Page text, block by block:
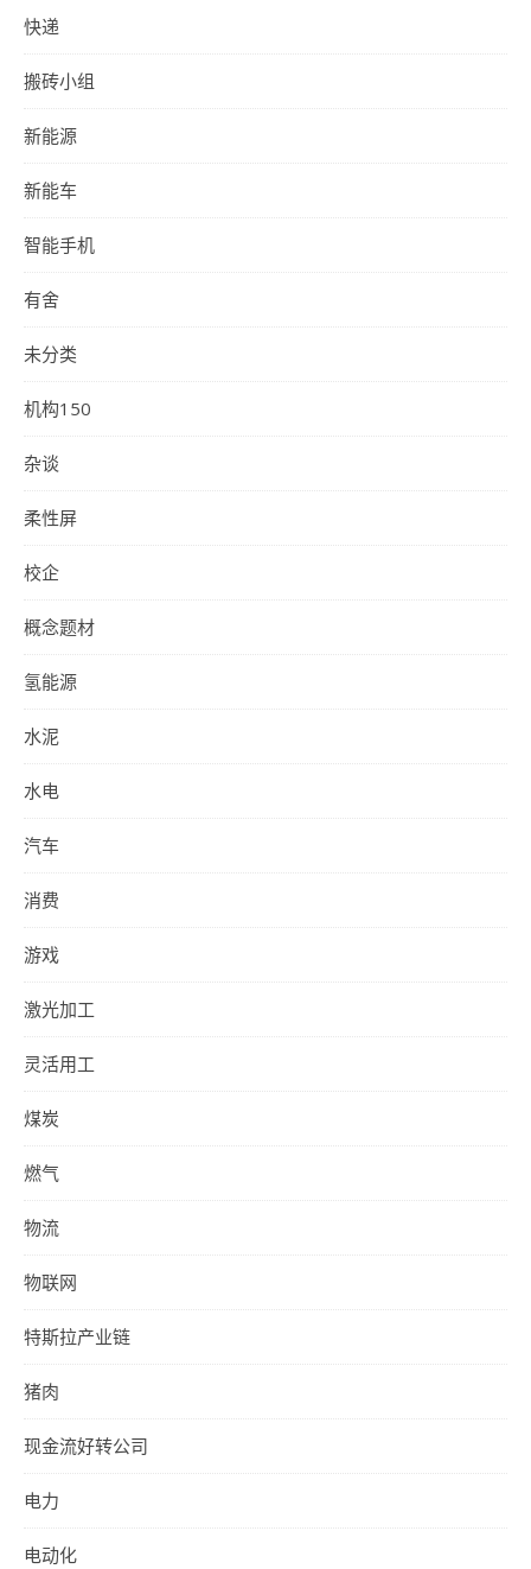
快递
搬砖小组
新能源
新能车
智能手机
有舍
未分类
机构150
杂谈
柔性屏
校企
概念题材
氢能源
水泥
水电
汽车
消费
游戏
激光加工
灵活用工
煤炭
燃气
物流
物联网
特斯拉产业链
猪肉
现金流好转公司
电力
电动化